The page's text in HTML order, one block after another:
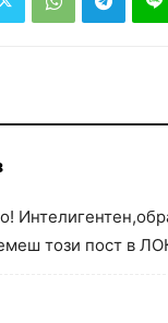
този пост в